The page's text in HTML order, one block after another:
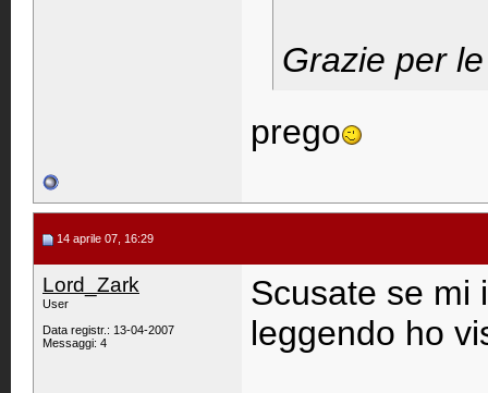
Grazie per
prego
14 aprile 07, 16:29
Lord_Zark
User
Data registr.: 13-04-2007
Messaggi: 4
Scusate se mi
leggendo ho